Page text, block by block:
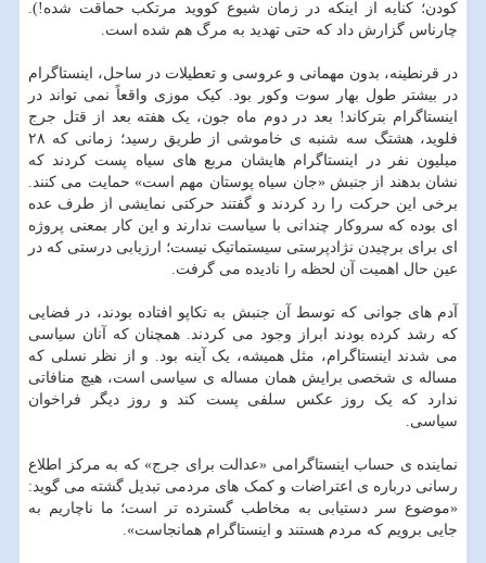
کودن؛ کنایه از اینکه در زمان شیوع کووید مرتکب حماقت شده!).
چارناس گزارش داد که حتی تهدید به مرگ هم شده است.
در قرنطینه، بدون مهمانی و عروسی و تعطیلات در ساحل، اینستاگرام
در بیشتر طول بهار سوت وکور بود. کیک موزی واقعاً نمی تواند در
اینستاگرام بترکاند! بعد در دوم ماه جون، یک هفته بعد از قتل جرج
فلوید، هشتگ سه شنبه ی خاموشی از طریق رسید؛ زمانی که ۲۸
میلیون نفر در اینستاگرام هایشان مربع های سیاه پست کردند که
نشان بدهند از جنبش «جان سیاه پوستان مهم است» حمایت می کنند.
برخی این حرکت را رد کردند و گفتند حرکتی نمایشی از طرف عده
ای بوده که سروکار چندانی با سیاست ندارند و این کار بمعنی پروژه
ای برای برچیدن نژادپرستی سیستماتیک نیست؛ ارزیابی درستی که در
عین حال اهمیت آن لحظه را نادیده می گرفت.
آدم های جوانی که توسط آن جنبش به تکاپو افتاده بودند، در فضایی
که رشد کرده بودند ابراز وجود می کردند. همچنان که آنان سیاسی
می شدند اینستاگرام، مثل همیشه، یک آینه بود. و از نظر نسلی که
مساله ی شخصی برایش همان مساله ی سیاسی است، هیچ منافاتی
ندارد که یک روز عکس سلفی پست کند و روز دیگر فراخوان
سیاسی.
نماینده ی حساب اینستاگرامی «عدالت برای جرج» که به مرکز اطلاع
رسانی درباره ی اعتراضات و کمک های مردمی تبدیل گشته می گوید:
«موضوع سر دستیابی به مخاطب گسترده تر است؛ ما ناچاریم به
جایی برویم که مردم هستند و اینستاگرام همانجاست».